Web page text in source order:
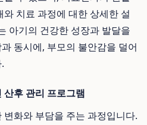
치료 과정에 대한 상세한 설
아기의 건강한 성장과 발달을
동시에, 부모의 불안감을 덜어
후 관리 프로그램
화와 부담을 주는 과정입니다.